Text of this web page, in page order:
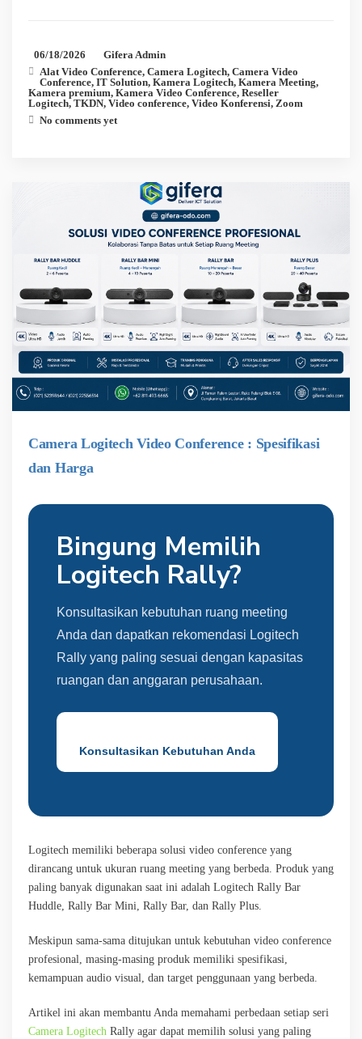
06/18/2026
Gifera Admin
Alat Video Conference, Camera Logitech, Camera Video
Conference, IT Solution, Kamera Logitech, Kamera Meeting,
Kamera premium, Kamera Video Conference, Reseller
Logitech, TKDN, Video conference, Video Konferensi, Zoom
No comments yet
Camera Logitech Video Conference : Spesifikasi
dan Harga
Bingung Memilih
Logitech Rally?
Konsultasikan kebutuhan ruang meeting
Anda dan dapatkan rekomendasi Logitech
Rally yang paling sesuai dengan kapasitas
ruangan dan anggaran perusahaan.
Konsultasikan Kebutuhan Anda
Logitech memiliki beberapa solusi video conference yang
dirancang untuk ukuran ruang meeting yang berbeda. Produk yang
paling banyak digunakan saat ini adalah Logitech Rally Bar
Huddle, Rally Bar Mini, Rally Bar, dan Rally Plus.
Meskipun sama-sama ditujukan untuk kebutuhan video conference
profesional, masing-masing produk memiliki spesifikasi,
kemampuan audio visual, dan target penggunaan yang berbeda.
Artikel ini akan membantu Anda memahami perbedaan setiap seri
Camera Logitech Rally agar dapat memilih solusi yang paling